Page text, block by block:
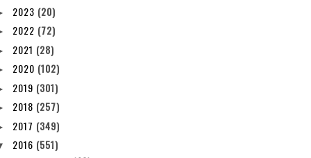
2023 (20)
2022 (72)
2021 (28)
2020 (102)
2019 (301)
2018 (257)
2017 (349)
2016 (551)